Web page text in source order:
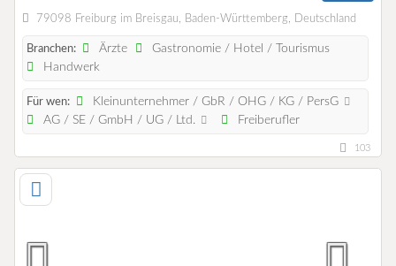
79098 Freiburg im Breisgau, Baden-Württemberg, Deutschland
Branchen: Ärzte
Gastronomie / Hotel / Tourismus
Handwerk
Für wen:
Kleinunternehmer / GbR / OHG / KG / PersG
AG / SE / GmbH / UG / Ltd.
Freiberufler
103